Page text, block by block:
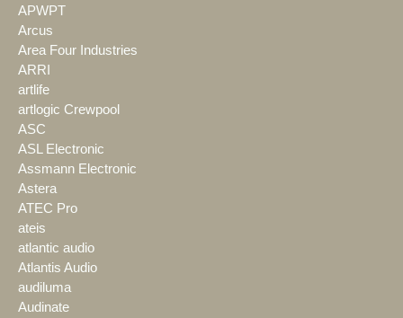
APWPT
Arcus
Area Four Industries
ARRI
artlife
artlogic Crewpool
ASC
ASL Electronic
Assmann Electronic
Astera
ATEC Pro
ateis
atlantic audio
Atlantis Audio
audiluma
Audinate